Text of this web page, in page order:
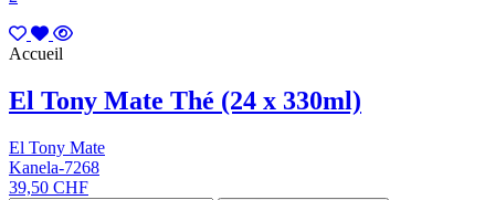
Accueil
El Tony Mate Thé (24 x 330ml)
El Tony Mate
Kanela-7268
39,50 CHF